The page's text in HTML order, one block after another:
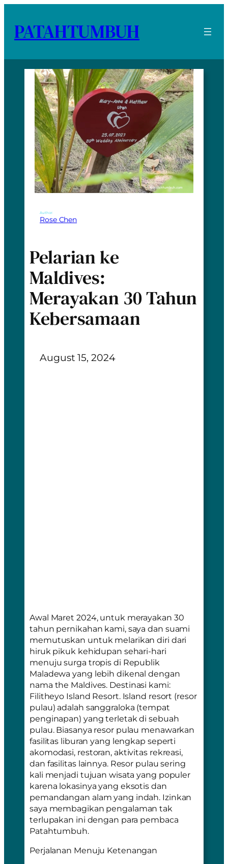
PATAHTUMBUH
Author:
Rose Chen
Pelarian ke
Maldives:
Merayakan 30 Tahun
Kebersamaan
August 15, 2024
Awal Maret 2024, untuk merayakan 30
tahun pernikahan kami, saya dan suami
memutuskan untuk melarikan diri dari
hiruk pikuk kehidupan sehari-hari
menuju surga tropis di Republik
Maladewa yang lebih dikenal dengan
nama the Maldives. Destinasi kami:
Filitheyo Island Resort. Island resort (resor
pulau) adalah sanggraloka (tempat
penginapan) yang terletak di sebuah
pulau. Biasanya resor pulau menawarkan
fasilitas liburan yang lengkap seperti
akomodasi, restoran, aktivitas rekreasi,
dan fasilitas lainnya. Resor pulau sering
kali menjadi tujuan wisata yang populer
karena lokasinya yang eksotis dan
pemandangan alam yang indah. Izinkan
saya membagikan pengalaman tak
terlupakan ini dengan para pembaca
Patahtumbuh.
Perjalanan Menuju Ketenangan